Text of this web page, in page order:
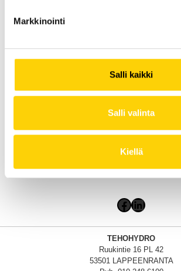
Markkinointi
Salli kaikki
Salli valinta
Kiellä
Facebook
LinkedIn
TEHOHYDRO
Ruukintie 16 PL 42
53501 LAPPEENRANTA